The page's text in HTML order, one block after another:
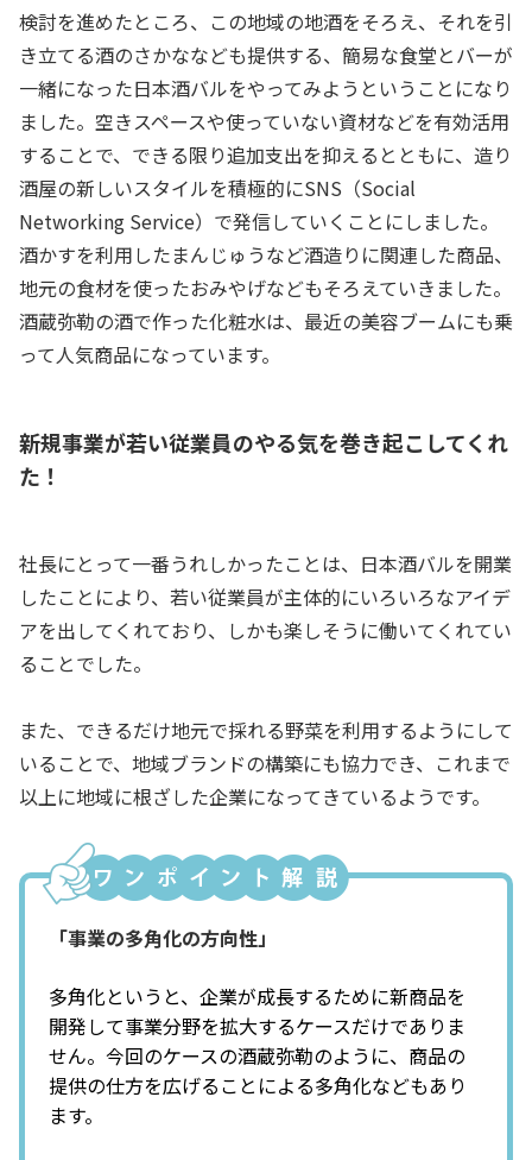
検討を進めたところ、この地域の地酒をそろえ、それを引
き立てる酒のさかななども提供する、簡易な食堂とバーが
一緒になった日本酒バルをやってみようということになり
ました。空きスペースや使っていない資材などを有効活用
することで、できる限り追加支出を抑えるとともに、造り
酒屋の新しいスタイルを積極的にSNS（Social
Networking Service）で発信していくことにしました。
酒かすを利用したまんじゅうなど酒造りに関連した商品、
地元の食材を使ったおみやげなどもそろえていきました。
酒蔵弥勒の酒で作った化粧水は、最近の美容ブームにも乗
って人気商品になっています。
新規事業が若い従業員のやる気を巻き起こしてくれ
た！
社長にとって一番うれしかったことは、日本酒バルを開業
したことにより、若い従業員が主体的にいろいろなアイデ
アを出してくれており、しかも楽しそうに働いてくれてい
ることでした。
また、できるだけ地元で採れる野菜を利用するようにして
いることで、地域ブランドの構築にも協力でき、これまで
以上に地域に根ざした企業になってきているようです。
「事業の多角化の方向性」
多角化というと、企業が成長するために新商品を
開発して事業分野を拡大するケースだけでありま
せん。今回のケースの酒蔵弥勒のように、商品の
提供の仕方を広げることによる多角化などもあり
ます。